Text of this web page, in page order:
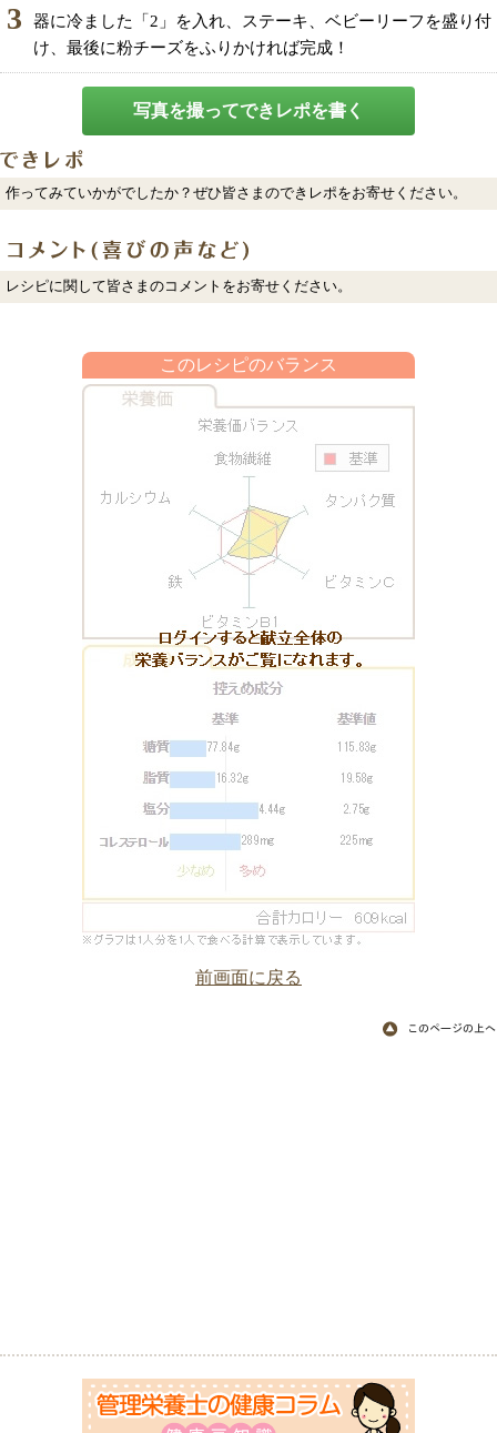
3
器に冷ました「2」を入れ、ステーキ、ベビーリーフを盛り付
け、最後に粉チーズをふりかければ完成！
写真を撮ってできレポを書く
作ってみていかがでしたか？ぜひ皆さまのできレポをお寄せください。
レシピに関して皆さまのコメントをお寄せください。
このレシピのバランス
前画面に戻る